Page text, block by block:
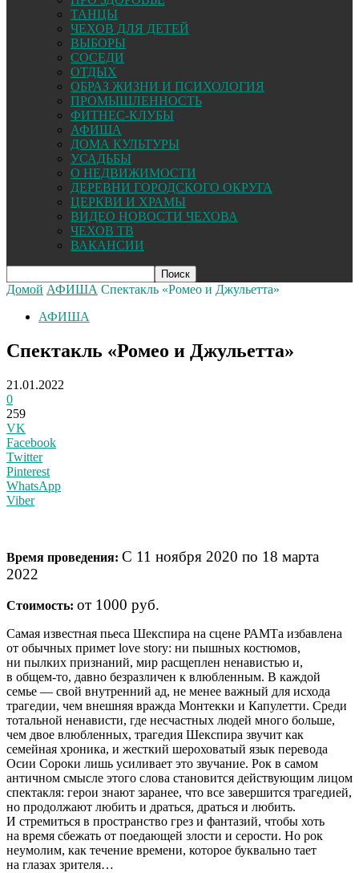
ТАНЦЫ
ЧЕХОВ ДЛЯ ДЕТЕЙ
ВЫБОРЫ
СОСЕДИ
ОТДЫХ
ОБРАЗ ЖИЗНИ И ПСИХОЛОГИЯ
ПРОМЫШЛЕННОСТЬ
ФИТНЕС-КЛУБЫ
АФИША
ДОМА КУЛЬТУРЫ
УСАДЬБЫ
О НЕДВИЖИМОСТИ
ДЕРЕВНИ ГОРОДСКОГО ОКРУГА
ЦЕРКВИ И ХРАМЫ
ВИДЕО НОВОСТИ ЧЕХОВА
ЧЕХОВ ТВ
ВАКАНСИИ
Домой АФИША Спектакль «Ромео и Джульетта»
АФИША
Спектакль «Ромео и Джульетта»
21.01.2022
0
259
VK
Facebook
Twitter
Pinterest
WhatsApp
Viber
Время проведения: С 11 ноября 2020 по 18 марта
2022
Стоимость: от 1000 руб.
Самая известная пьеса Шекспира на сцене РАМТа избавлена
от обычных примет love story: ни пышных костюмов,
ни пылких признаний, мир расщеплен ненавистью и,
в общем-то, давно безразличен к влюбленным. В каждой
семье — свой внутренний ад, не менее важный для исхода
трагедии, чем внешняя вражда Монтекки и Капулетти. Среди
тотальной ненависти, где несчастных людей много больше,
чем двое влюбленных, трагедия Шекспира звучит как
семейная хроника, и жесткий шероховатый язык перевода
Осии Сороки лишь усиливает это звучание. Рок в самом
античном смысле этого слова становится действующим лицом
спектакля: герои знают заранее, что все завершится трагедией,
но продолжают любить и драться, драться и любить.
И стремиться в пространство грез и фантазий, чтобы хоть
на время сбежать от поедающей злости и серости. Но рок
неумолим, как течение времени, которое буквально тает
на глазах зрителя…